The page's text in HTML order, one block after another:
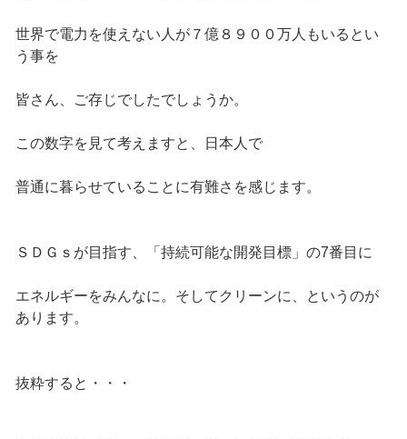
世界で電力を使えない人が７億８９００万人もいるとい
う事を
皆さん、ご存じでしたでしょうか。
この数字を見て考えますと、日本人で
普通に暮らせていることに有難さを感じます。
ＳＤＧｓが目指す、「持続可能な開発目標」の7番目に
エネルギーをみんなに。そしてクリーンに、というのが
あります。
抜粋すると・・・